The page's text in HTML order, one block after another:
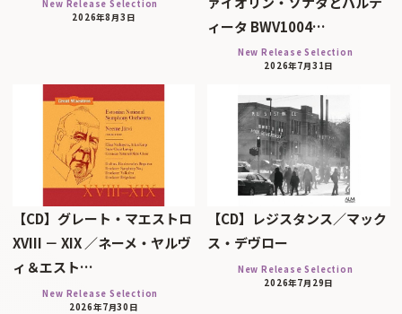
New Release Selection
2026年8月3日
ィータ BWV1004…
New Release Selection
2026年7月31日
【CD】グレート・マエストロ
XVIII － XIX ／ネーメ・ヤルヴ
ィ＆エスト…
New Release Selection
2026年7月30日
【CD】レジスタンス／マック
ス・デヴロー
New Release Selection
2026年7月29日